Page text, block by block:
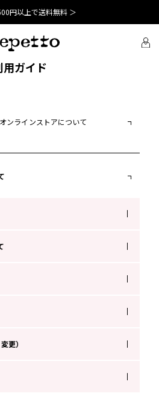
円以上で送料無料 ＞
用ガイド
ンラインストアについて
更）